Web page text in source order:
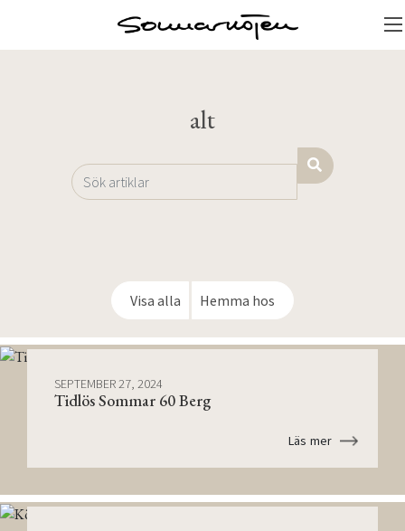
alt
Visa alla Hemma hos
SEPTEMBER 27, 2024
Tidlös Sommar 60 Berg
Läs mer